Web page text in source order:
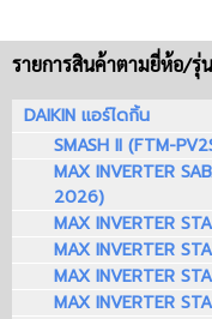
รายการสินค้าตามยี่ห้อ/รุ่น
DAIKIN แอร์ไดกิ้น
SMASH II (FTM-
MAX INVERTER
2026)
MAX INVERTER
MAX INVERTER
MAX INVERTER
MAX INVERTER